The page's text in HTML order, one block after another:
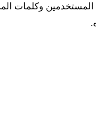
المستخدمين وكلمات